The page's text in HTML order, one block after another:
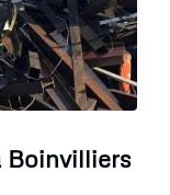
Boinvilliers